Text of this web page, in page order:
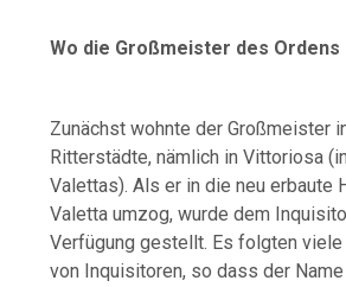
Wo die Großmeister des Ordens
Zunächst wohnte der Großmeister
Ritterstädte, nämlich in Vittoriosa
Valettas). Als er in die neu erbaute
Valetta umzog, wurde dem
Verfügung gestellt. Es folgten viele
von Inquisitoren, so dass der Name